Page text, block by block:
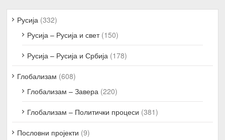
Русија (332)
Русија – Русија и свет(150)
Русија – Русија и Србија (178)
Глобализам (608)
Глобализам – Завера (220)
Глобализам – Политички процеси (381)
Пословни пројекти (9)